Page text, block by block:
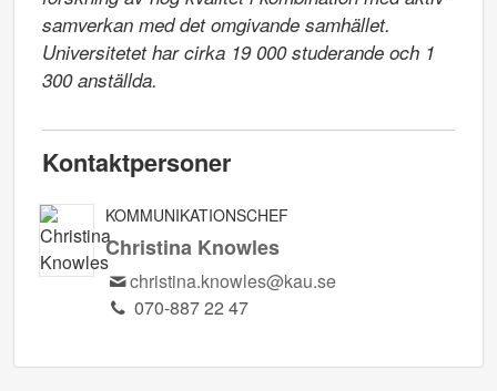
samverkan med det omgivande samhället.
Universitetet har cirka 19 000 studerande och 1
300 anställda.
Kontaktpersoner
KOMMUNIKATIONSCHEF
Christina Knowles
christina.knowles@kau.se
070-887 22 47